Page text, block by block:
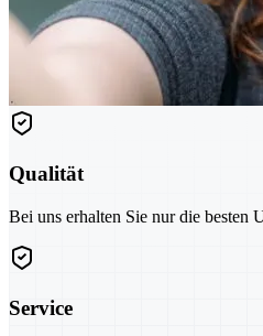
Qualität
Bei uns erhalten Sie nur die besten
Service